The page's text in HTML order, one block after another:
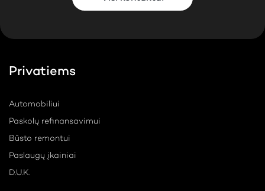
Privatiems
Automobiliui
Paskolų refinansavimui
Būsto remontui
Paslaugų įkainiai
D.U.K.